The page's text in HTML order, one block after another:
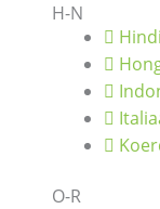
H-N
O-R